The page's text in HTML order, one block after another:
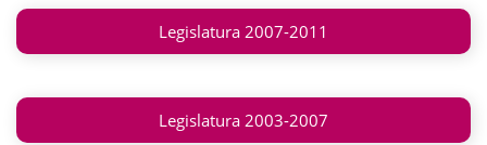
Legislatura 2007-2011
Legislatura 2003-2007